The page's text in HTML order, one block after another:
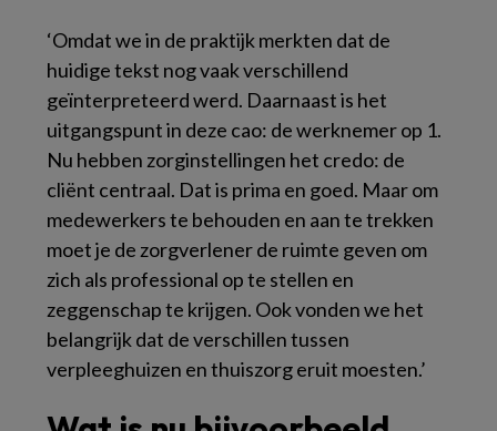
‘Omdat we in de praktijk merkten dat de
huidige tekst nog vaak verschillend
geïnterpreteerd werd. Daarnaast is het
uitgangspunt in deze cao: de werknemer op 1.
Nu hebben zorginstellingen het credo: de
cliënt centraal. Dat is prima en goed. Maar om
medewerkers te behouden en aan te trekken
moet je de zorgverlener de ruimte geven om
zich als professional op te stellen en
zeggenschap te krijgen. Ook vonden we het
belangrijk dat de verschillen tussen
verpleeghuizen en thuiszorg eruit moesten.’